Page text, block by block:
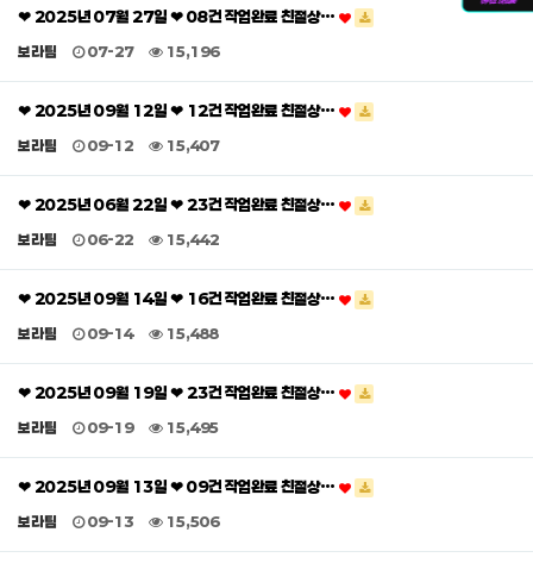
❤ 2025년 07월 27일 ❤ 08건 작업완료 친절상…
보라팀 07-27 15,196
❤ 2025년 09월 12일 ❤ 12건 작업완료 친절상…
보라팀 09-12 15,407
❤ 2025년 06월 22일 ❤ 23건 작업완료 친절상…
보라팀 06-22 15,442
❤ 2025년 09월 14일 ❤ 16건 작업완료 친절상…
보라팀 09-14 15,488
❤ 2025년 09월 19일 ❤ 23건 작업완료 친절상…
보라팀 09-19 15,495
❤ 2025년 09월 13일 ❤ 09건 작업완료 친절상…
보라팀 09-13 15,506